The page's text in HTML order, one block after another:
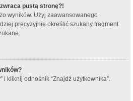
pustą stronę?!
wyników. Użyj zaawansowanego
precyzyjnie określić szukany fragment
i kliknij odnośnik “Znajdź użytkownika”.